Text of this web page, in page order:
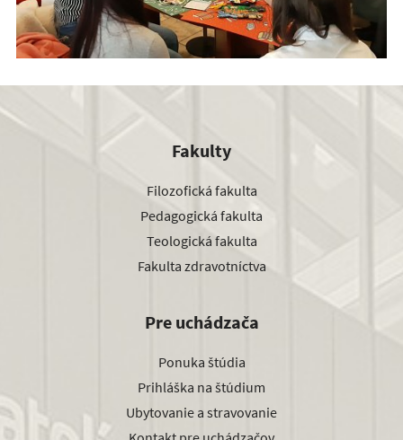
Fakulty
Filozofická fakulta
Pedagogická fakulta
Teologická fakulta
Fakulta zdravotníctva
Pre uchádzača
Ponuka štúdia
Prihláška na štúdium
Ubytovanie a stravovanie